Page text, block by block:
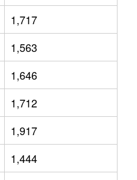
1,717
1,563
1,646
1,712
1,917
1,444